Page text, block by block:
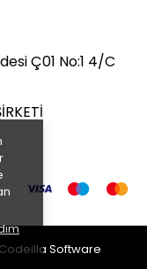
Ç01 No:1 4/C
Codeilla Software